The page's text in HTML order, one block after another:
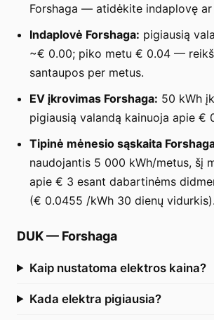
Forshaga — atidėkite indaplovę ar
Indaplovė Forshaga: pigiausią
~€ 0.00; piko metu € 0.04 —
santaupos per metus.
EV įkrovimas Forshaga: 50 kWh
pigiausią valandą kainuoja apie €
Tipinė mėnesio sąskaita
naudojantis 5 000 kWh/metus, šį
apie € 3 esant dabartinėms
(€ 0.0455 /kWh 30 dienų vidurkis).
DUK— Forshaga
Kaip nustatoma elektros kaina?
Kada elektra pigiausia?